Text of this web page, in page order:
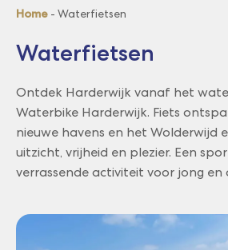
Activiteiten
Rondvaarten
Alle rondvaarten
Dinervaarten
Rondvaart
Groepsuitjes
Over Veluvia
Home - Waterfietsen
Waterfietsen
Ontdek Harderwijk vanaf het
Waterbike Harderwijk. Fiets
nieuwe havens en het Wolderwijd
uitzicht, vrijheid en plezier. Een
verrassende activiteit voor jong en